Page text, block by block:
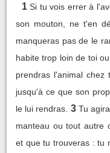
1 Si tu vois errer à
son mouton, ne t'en
manqueras pas de le
habite trop loin de toi
prendras l'animal
jusqu'à ce que son
le lui rendras. 3 Tu
manteau ou tout autre
et que tu trouveras : tu